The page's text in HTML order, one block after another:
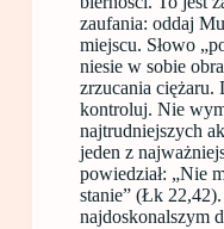
zaufania: oddaj
miejscu. Słowo
niesie w sobie
zrzucania
kontroluj. Nie
najtrudniejszych
jeden z
powiedział: „Nie
stanie” (Łk 22,42).
najdoskonalszym